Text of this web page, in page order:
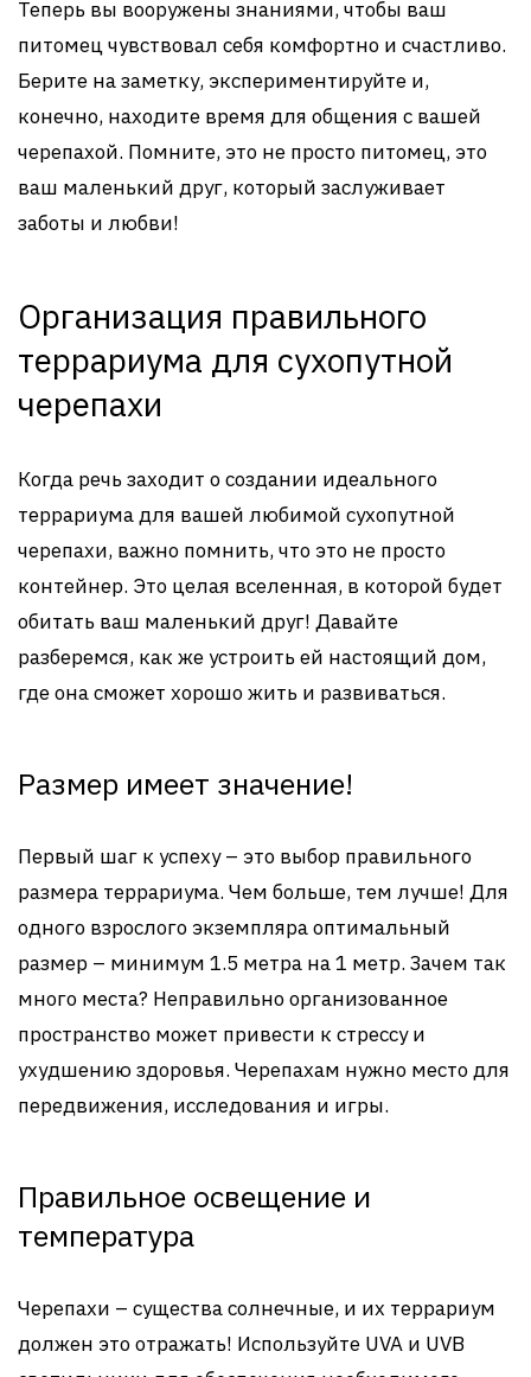
Теперь вы вооружены знаниями, чтобы ваш
питомец чувствовал себя комфортно и счастливо.
Берите на заметку, экспериментируйте и,
конечно, находите время для общения с вашей
черепахой. Помните, это не просто питомец, это
ваш маленький друг, который заслуживает
заботы и любви!
Организация правильного
террариума для сухопутной
черепахи
Когда речь заходит о создании идеального
террариума для вашей любимой сухопутной
черепахи, важно помнить, что это не просто
контейнер. Это целая вселенная, в которой будет
обитать ваш маленький друг! Давайте
разберемся, как же устроить ей настоящий дом,
где она сможет хорошо жить и развиваться.
Размер имеет значение!
Первый шаг к успеху – это выбор правильного
размера террариума. Чем больше, тем лучше! Для
одного взрослого экземпляра оптимальный
размер – минимум 1.5 метра на 1 метр. Зачем так
много места? Неправильно организованное
пространство может привести к стрессу и
ухудшению здоровья. Черепахам нужно место для
передвижения, исследования и игры.
Правильное освещение и
температура
Черепахи – существа солнечные, и их террариум
должен это отражать! Используйте UVA и UVB